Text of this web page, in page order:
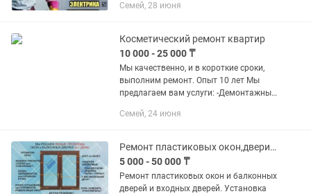
-телевизор -тумбочки -полочки
Семей, 28 июня
Косметический ремонт квартир
10 000 - 25 000 ₸
Мы качественно, и в короткие сроки,
выполним ремонт. Опыт 10 лет Мы
предлагаем вам услуги: -Демонтажные
ламинат линолеум итд. -Демонтаж
Семей, 24 июня
Ремонт пластиковых окон,двери замене резины замена стекло
5 000 - 50 000 ₸
Ремонт пластиковых окон и балконных
дверей и входных дверей. Установка